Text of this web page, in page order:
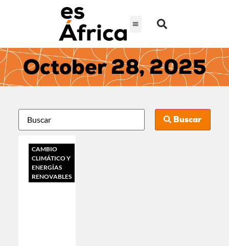
October 28, 2025
Buscar
CAMBIO
CLIMÁTICO Y
ENERGÍAS
RENOVABLES